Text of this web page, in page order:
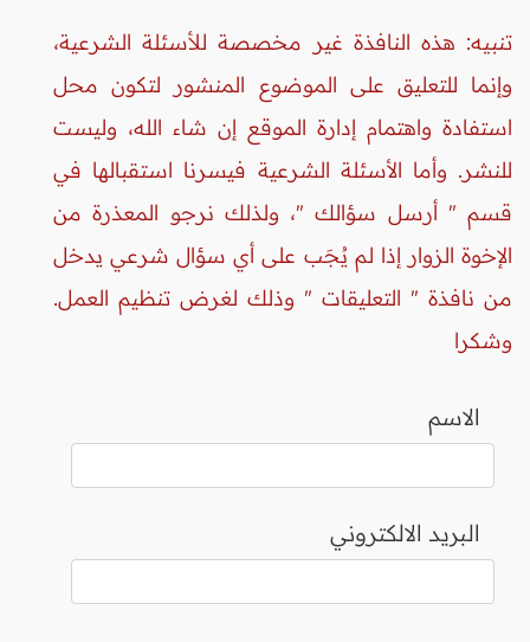
تنبيه: هذه النافذة غير مخصصة للأسئلة الشرعية،
وإنما للتعليق على الموضوع المنشور لتكون محل
استفادة واهتمام إدارة الموقع إن شاء الله، وليست
للنشر. وأما الأسئلة الشرعية فيسرنا استقبالها في
قسم " أرسل سؤالك "، ولذلك نرجو المعذرة من
الإخوة الزوار إذا لم يُجَب على أي سؤال شرعي يدخل
من نافذة " التعليقات " وذلك لغرض تنظيم العمل.
وشكرا
الاسم
البريد الالكتروني